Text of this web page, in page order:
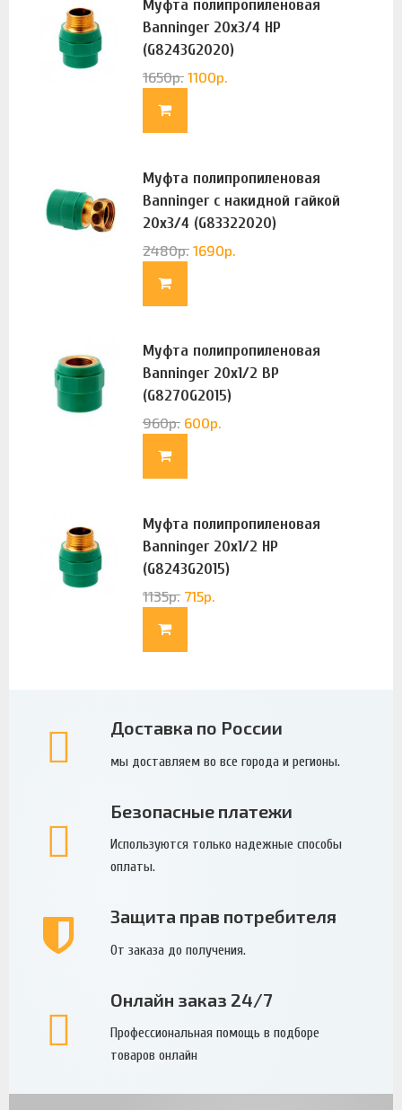
Муфта полипропиленовая
Banninger 20х3/4 НР
(G8243G2020)
1650р. 1100р.
Муфта полипропиленовая
Banninger с накидной гайкой
20х3/4 (G83322020)
2480р. 1690р.
Муфта полипропиленовая
Banninger 20х1/2 ВР
(G8270G2015)
960р. 600р.
Муфта полипропиленовая
Banninger 20х1/2 НР
(G8243G2015)
1135р. 715р.
Доставка по России
мы доставляем во все города и регионы.
Безопасные платежи
Используются только надежные способы
оплаты.
Защита прав потребителя
От заказа до получения.
Онлайн заказ 24/7
Профессиональная помощь в подборе
товаров онлайн